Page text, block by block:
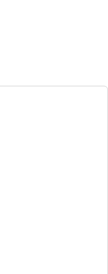
en acier à haute
extérieur est